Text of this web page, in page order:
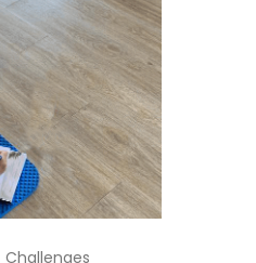
Challenges